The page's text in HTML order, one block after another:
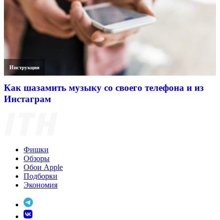
Инструкции
Как шазамить музыку со своего телефона и из
Инстаграм
Фишки
Обзоры
Обои Apple
Подборки
Экономия